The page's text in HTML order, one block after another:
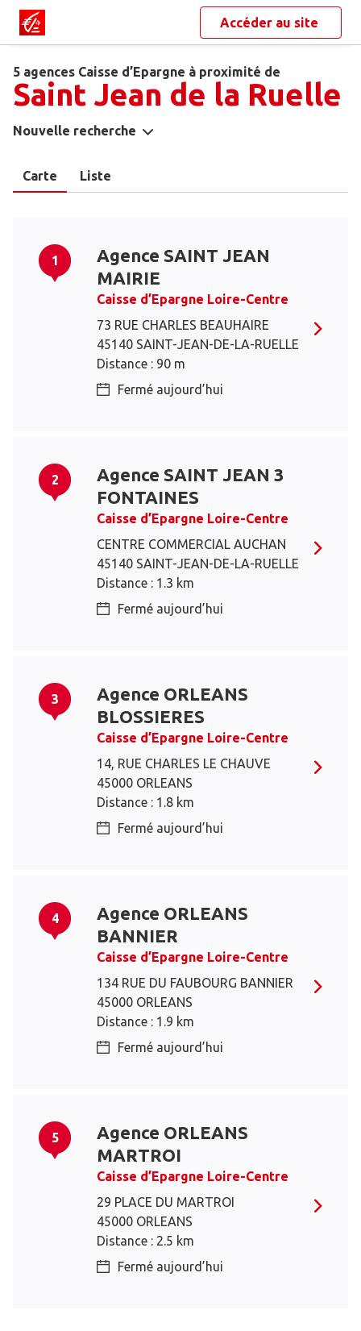
Accéder au site
5 agences Caisse d’Epargne à proximité de
Saint Jean de la Ruelle
Nouvelle recherche
Carte Liste
1
Agence SAINT JEAN
MAIRIE
Caisse d’Epargne Loire-Centre
73 RUE CHARLES BEAUHAIRE
45140 SAINT-JEAN-DE-LA-RUELLE
Distance : 90 m
Fermé aujourd’hui
2
Agence SAINT JEAN 3
FONTAINES
Caisse d’Epargne Loire-Centre
CENTRE COMMERCIAL AUCHAN
45140 SAINT-JEAN-DE-LA-RUELLE
Distance : 1.3 km
Fermé aujourd’hui
3
Agence ORLEANS
BLOSSIERES
Caisse d’Epargne Loire-Centre
14, RUE CHARLES LE CHAUVE
45000 ORLEANS
Distance : 1.8 km
Fermé aujourd’hui
4
Agence ORLEANS
BANNIER
Caisse d’Epargne Loire-Centre
134 RUE DU FAUBOURG BANNIER
45000 ORLEANS
Distance : 1.9 km
Fermé aujourd’hui
5
Agence ORLEANS
MARTROI
Caisse d’Epargne Loire-Centre
29 PLACE DU MARTROI
45000 ORLEANS
Distance : 2.5 km
Fermé aujourd’hui